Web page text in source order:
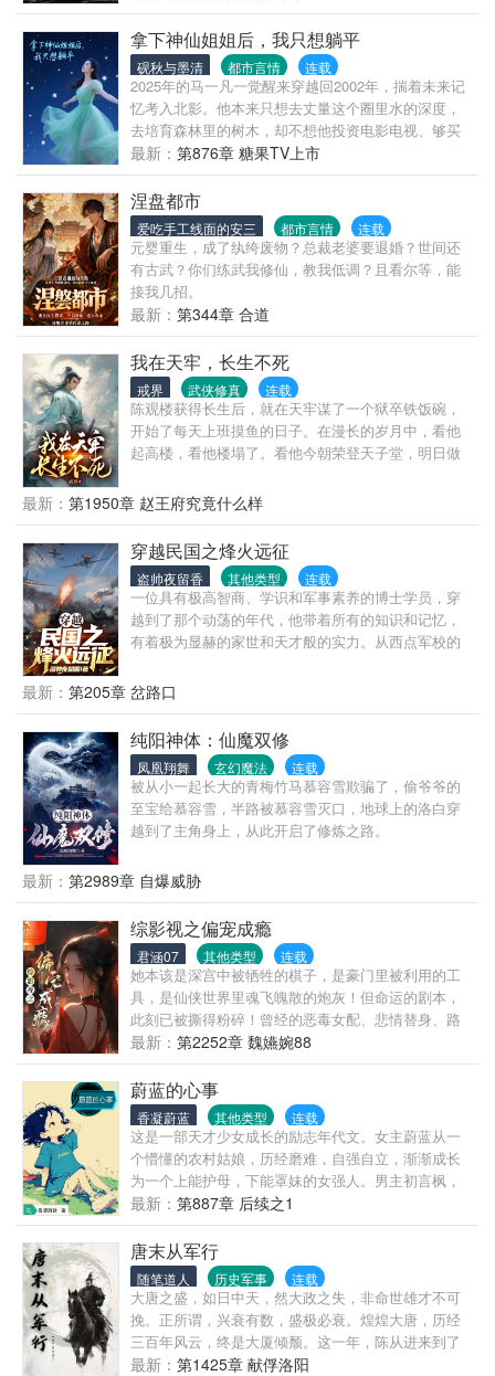
书房当差。当别的奴仆还在努力背规矩时，王狗儿已
经盯上了书房里的四书五经和少爷的科举教材。且看
小小书童，如何在这深宅大院里低调发育，把穿越者
的知识储备，变成最强底牌！先断亲，再科举，一路
连中六元，朝野震惊，皇帝直呼好家伙，文曲星降世
了！大伯三叔更是跪地求原谅，说一笔写不出两个王
字！王狗儿：什么一个王？我要族谱单开！
拿下神仙姐姐后，我只想躺平
砚秋与墨清 都市言情 连载
2025年的马一凡一觉醒来穿越回2002年，揣着未来记
忆考入北影。他本来只想去丈量这个圈里水的深度，
去培育森林里的树木，却不想他投资电影电视、够买
科技公司股票、囤虚拟货币，用二十年先知混成圈内
点金手。但资产负债表里始终是借贷平衡，那马一凡
又失去了哪些？非种马，不滥情。
最新： 第876章 糖果TV上市
涅盘都市
爱吃手工线面的安三 都市言情 连载
元婴重生，成了纨绔废物？总裁老婆要退婚？世间还
有古武？你们练武我修仙，教我低调？且看尔等，能
接我几招。
最新： 第344章 合道
我在天牢，长生不死
戒界 武侠修真 连载
陈观楼获得长生后，就在天牢谋了一个狱卒铁饭碗，
开始了每天上班摸鱼的日子。在漫长的岁月中，看他
起高楼，看他楼塌了。看他今朝荣登天子堂，明日做
贵，看他国破家亡。变化的是岁月人生，不变的是长
生岁月。陈观楼熬死了宗师，熬死了大宗师，熬死了
一个个大佬，终究成为无敌的存在。
最新： 第1950章 赵王府究竟什么样
穿越民国之烽火远征
盗帅夜留香 其他类型 连载
一位具有极高智商、学识和军事素养的博士学员，穿
越到了那个动荡的年代，他带着所有的知识和记忆，
有着极为显赫的家世和天才般的实力。从西点军校的
行，热血为国，这是他以及无数华夏儿女的奋斗和远
征。如果，在那个时局动荡的时代，投身时代的洪
流，投身历史进程的浪潮中。。。如果，在大国重新
洗牌、重划势力范围、重塑世界格局和秩序的第二次
世界大战中，在人类文明史上的又一次重大飞跃、推
动了人类社会前所未有巨大变革的第三次科技革命
中，泱泱东方大国没有失去这个绝佳机会和科技制高
点。。。那将会给我们呈现出一个怎样的故事？
最新： 第205章 岔路口
纯阳神体：仙魔双修
凤凰翔舞 玄幻魔法 连载
被从小一起长大的青梅竹马慕容雪欺骗了，偷爷爷的
至宝给慕容雪，半路被慕容雪灭口，地球上的洛白穿
越到了主角身上，从此开启了修炼之路。
最新： 第2989章 自爆威胁
综影视之偏宠成瘾
君涵07 其他类型 连载
她本该是深宫中被牺牲的棋子，是豪门里被利用的工
具，是仙侠世界里魂飞魄散的炮灰！但命运的剧本，
此刻已被撕得粉碎！曾经的恶毒女配、悲情替身、路
人甲，如今摇身一变，成为每个世界里唯一的月亮！
最新： 第2252章 魏嬿婉88
蔚蓝的心事
香凝蔚蓝 其他类型 连载
这是一部天才少女成长的励志年代文。女主蔚蓝从一
个懵懂的农村姑娘，历经磨难，自强自立，渐渐成长
为一个上能护母，下能罩妹的女强人。男主初言枫，
出身优越，家世显赫，一开始只想做个“吃尽天下美
食，玩遍天下美女”的二世祖。谁知一遇蔚蓝误终身，
对蔚蓝一见钟情，从此成舔狗。蔚蓝从小看着母亲在
夫家忍辱负重的生活，励志要做一个打破常有，不靠
男人，自己当家做主的女强人。于是，一见钟情碰上
不屑一顾，撞击出了绚烂的激情与火花。请看蔚蓝与
言枫美丽的双向奔赴……！
最新： 第887章 后续之1
唐末从军行
随笔道人 历史军事 连载
大唐之盛，如日中天，然大政之失，非命世雄才不可
挽。正所谓，兴衰有数，盛极必衰。煌煌大唐，历经
三百年风云，终是大厦倾颓。这一年，陈从进来到了
这个世界。他将终结这个乱世
最新： 第1425章 献俘洛阳